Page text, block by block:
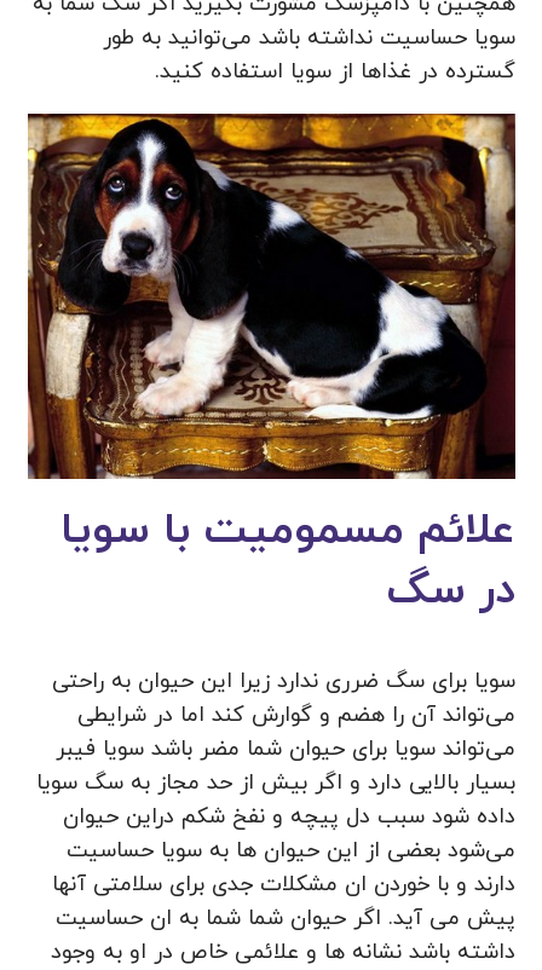
سویا حساسیت نداشته باشد می‌توانید به طور
گسترده در غذاها از سویا استفاده کنید.
علائم مسمومیت با سویا
در سگ
سویا برای سگ ضرری ندارد زیرا این حیوان به راحتی
می‌تواند آن را هضم و گوارش کند اما در شرایطی
می‌تواند سویا برای حیوان شما مضر باشد سویا فیبر
بسیار بالایی دارد و اگر بیش از حد مجاز به سگ سویا
داده شود سبب دل پیچه و نفخ شکم دراین حیوان
می‌شود بعضی از این حیوان ها به سویا حساسیت
دارند و با خوردن ان مشکلات جدی برای سلامتی آنها
پیش می آید. اگر حیوان شما شما به ان حساسیت
داشته باشد نشانه ها و علائمی خاص در او به وجود